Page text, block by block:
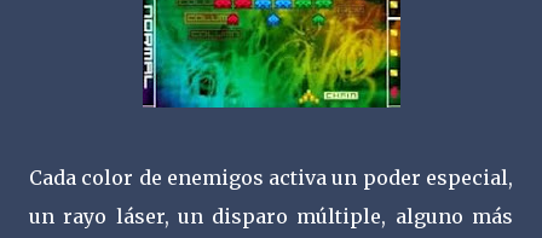
Cada color de enemigos activa un poder especial,
un rayo láser, un disparo múltiple, alguno más